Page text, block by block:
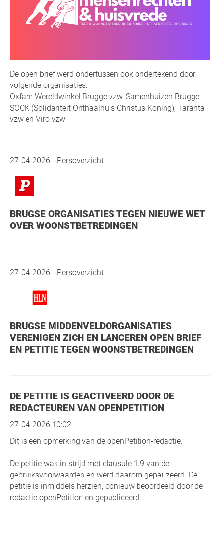
De open brief werd ondertussen ook ondertekend door
volgende organisaties:
Oxfam Wereldwinkel Brugge vzw, Samenhuizen Brugge,
SOCK (Solidariteit Onthaalhuis Christus Koning), Taranta
vzw en Viro vzw
27-04-2026 Persoverzicht
BRUGSE ORGANISATIES TEGEN NIEUWE WET
OVER WOONSTBETREDINGEN
27-04-2026 Persoverzicht
BRUGSE MIDDENVELDORGANISATIES
VERENIGEN ZICH EN LANCEREN OPEN BRIEF
EN PETITIE TEGEN WOONSTBETREDINGEN
DE PETITIE IS GEACTIVEERD DOOR DE
REDACTEUREN VAN OPENPETITION
27-04-2026 10:02
Dit is een opmerking van de openPetition-redactie:
De petitie was in strijd met clausule 1.9 van de
gebruiksvoorwaarden en werd daarom gepauzeerd. De
petitie is inmiddels herzien, opnieuw beoordeeld door de
redactie openPetition en gepubliceerd.